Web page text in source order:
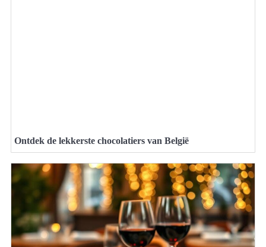
Ontdek de lekkerste chocolatiers van België